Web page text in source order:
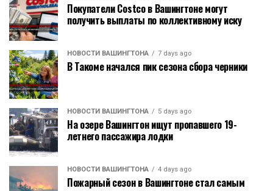
Покупатели Costco в Вашингтоне могут
получить выплаты по коллективному иску
НОВОСТИ ВАШИНГТОНА 7 days ago
В Такоме начался пик сезона сбора черники
НОВОСТИ ВАШИНГТОНА 5 days ago
На озере Вашингтон ищут пропавшего 19-
летнего пассажира лодки
НОВОСТИ ВАШИНГТОНА 4 days ago
Пожарный сезон в Вашингтоне стал самым